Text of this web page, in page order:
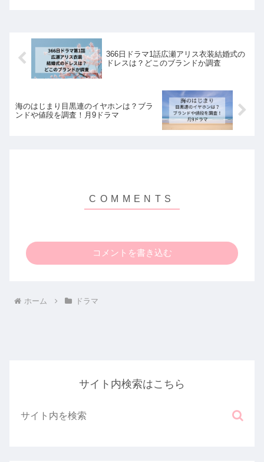
366日ドラマ1話広瀬アリス衣装結婚式の
ドレスは？どこのブランドか調査
海のはじまり目黒連のイヤホンは？ブラ
ンドや値段を調査！月9ドラマ
コメントを書き込む
ホーム ドラマ
サイト内検索はこちら